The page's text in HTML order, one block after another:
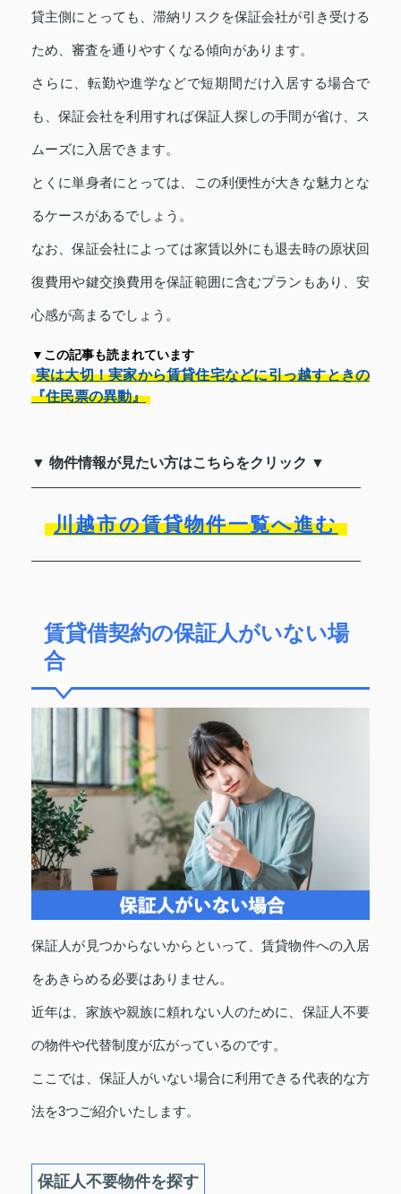
貸主側にとっても、滞納リスクを保証会社が引き受ける
ため、審査を通りやすくなる傾向があります。
さらに、転勤や進学などで短期間だけ入居する場合で
も、保証会社を利用すれば保証人探しの手間が省け、ス
ムーズに入居できます。
とくに単身者にとっては、この利便性が大きな魅力とな
るケースがあるでしょう。
なお、保証会社によっては家賃以外にも退去時の原状回
復費用や鍵交換費用を保証範囲に含むプランもあり、安
心感が高まるでしょう。
▼この記事も読まれています
実は大切！実家から賃貸住宅などに引っ越すときの
『住民票の異動』
▼ 物件情報が見たい方はこちらをクリック ▼
川越市の賃貸物件一覧へ進む
賃貸借契約の保証人がいない場
合
保証人が見つからないからといって、賃貸物件への入居
をあきらめる必要はありません。
近年は、家族や親族に頼れない人のために、保証人不要
の物件や代替制度が広がっているのです。
ここでは、保証人がいない場合に利用できる代表的な方
法を3つご紹介いたします。
保証人不要物件を探す